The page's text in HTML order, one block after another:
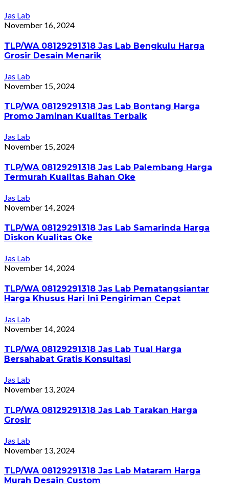
Jas Lab
November 16, 2024
TLP/WA 08129291318 Jas Lab Bengkulu Harga
Grosir Desain Menarik
Jas Lab
November 15, 2024
TLP/WA 08129291318 Jas Lab Bontang Harga
Promo Jaminan Kualitas Terbaik
Jas Lab
November 15, 2024
TLP/WA 08129291318 Jas Lab Palembang Harga
Termurah Kualitas Bahan Oke
Jas Lab
November 14, 2024
TLP/WA 08129291318 Jas Lab Samarinda Harga
Diskon Kualitas Oke
Jas Lab
November 14, 2024
TLP/WA 08129291318 Jas Lab Pematangsiantar
Harga Khusus Hari Ini Pengiriman Cepat
Jas Lab
November 14, 2024
TLP/WA 08129291318 Jas Lab Tual Harga
Bersahabat Gratis Konsultasi
Jas Lab
November 13, 2024
TLP/WA 08129291318 Jas Lab Tarakan Harga
Grosir
Jas Lab
November 13, 2024
TLP/WA 08129291318 Jas Lab Mataram Harga
Murah Desain Custom